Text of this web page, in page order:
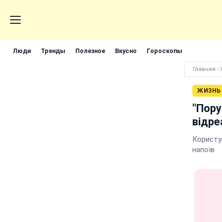
Люди Тренды Полезное Вкусно Гороскопы
Главная ›
ЖИЗНЬ
напоїв